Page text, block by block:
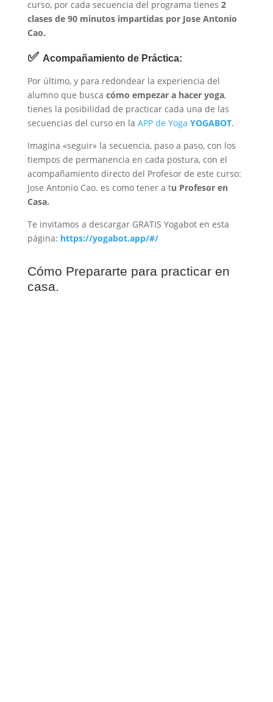
curso, por cada secuencia del programa tienes 2
clases de 90 minutos impartidas por Jose Antonio
Cao.
✅ Acompañamiento de Práctica:
Por último, y para redondear la experiencia del
alumno que busca cómo empezar a hacer yoga,
tienes la posibilidad de practicar cada una de las
secuencias del curso en la APP de Yoga YOGABOT.
Imagina «seguir» la secuencia, paso a paso, con los
tiempos de permanencia en cada postura, con el
acompañamiento directo del Profesor de este curso:
Jose Antonio Cao. es como tener a tu Profesor en
Casa.
Te invitamos a descargar GRATIS Yogabot en esta
página: https://yogabot.app/#/
Cómo Prepararte para practicar en
casa.